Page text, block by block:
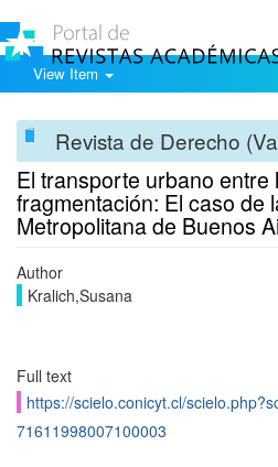
View Item
Revista de Derecho
El transporte urbano entre
fragmentación: El caso de
Metropolitana de Buenos
Author
Kralich,Susana
Full text
https://scielo.conicyt.cl/
71611998007100003